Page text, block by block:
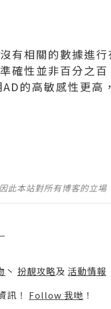
有相關的數據進
確性並非百分之
的高敏感性更高
此本站對所有博客的立
丶 扮靚攻略及 活動情報
訊！ Follow 我哋 ！